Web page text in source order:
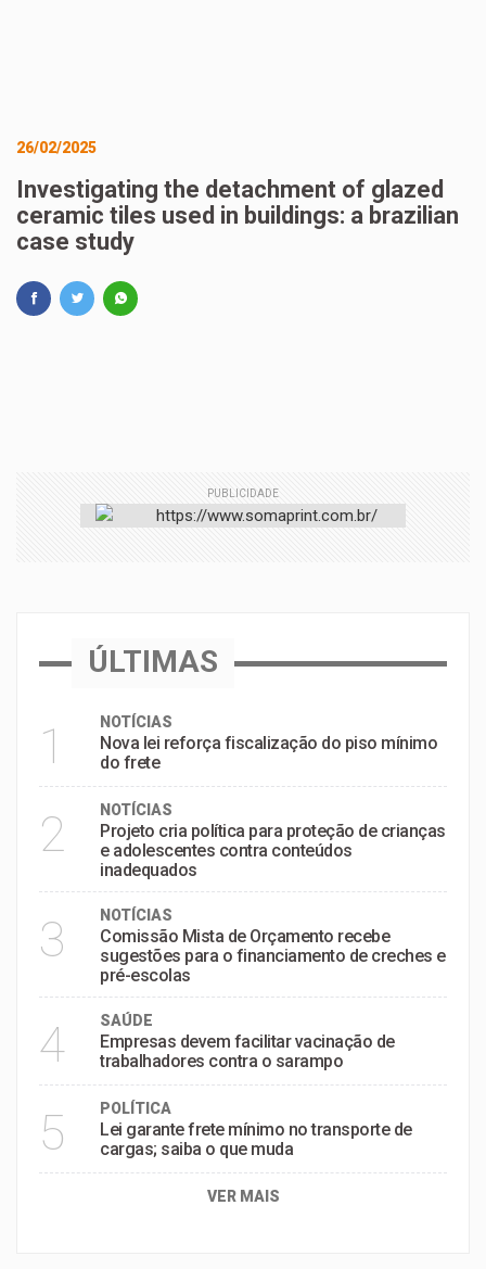
26/02/2025
Investigating the detachment of glazed
ceramic tiles used in buildings: a brazilian
case study
PUBLICIDADE
ÚLTIMAS
1 NOTÍCIAS
Nova lei reforça fiscalização do piso mínimo
do frete
2 NOTÍCIAS
Projeto cria política para proteção de crianças
e adolescentes contra conteúdos
inadequados
3 NOTÍCIAS
Comissão Mista de Orçamento recebe
sugestões para o financiamento de creches e
pré-escolas
4 SAÚDE
Empresas devem facilitar vacinação de
trabalhadores contra o sarampo
5 POLÍTICA
Lei garante frete mínimo no transporte de
cargas; saiba o que muda
VER MAIS